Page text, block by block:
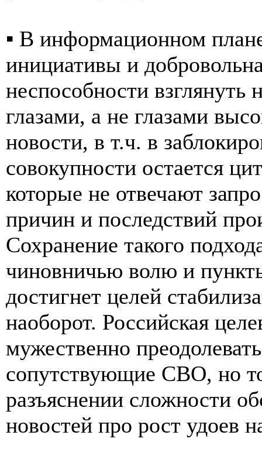
▪️ В информационном
инициативы и
неспособности взглянуть
глазами, а не глазами
новости, в т.ч. в
совокупности остается
которые не отвечают
причин и последствий
Сохранение такого
чиновничью волю и
достигнет целей
наоборот. Российская
мужественно
сопутствующие СВО, но
разъяснении сложности
новостей про рост удоев